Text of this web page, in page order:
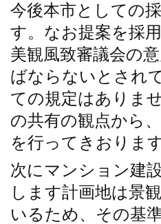
今後本市としての
す。なお提案を採
美観風致審議会の
ばならないとされ
ての規定はありま
の共有の観点から
を行ってきおります
次にマンション建
します計画地は景
いるため、その基